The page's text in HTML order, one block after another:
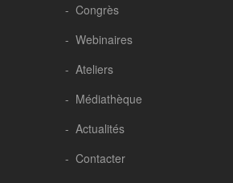
- Congrès
- Webinaires
- Ateliers
- Médiathèque
- Actualités
- Contacter